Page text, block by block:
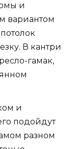
и
вариантом
В кантри
гамак,
и
подойдут
разном